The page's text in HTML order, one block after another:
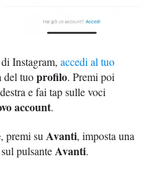
Instagram,accedi al tuo
del tuoprofilo. Premi poi
e fai tap sulle voci
account.
, premi suAvanti, imposta una
pulsanteAvanti.